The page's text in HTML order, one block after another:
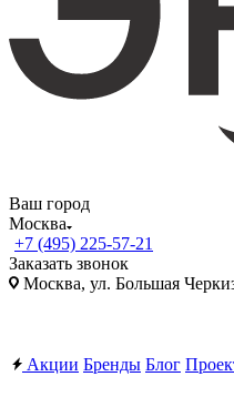
Ваш город
Москва
+7 (495) 225-57-21
Заказать звонок
Москва, ул. Большая
Акции Бренды Блог